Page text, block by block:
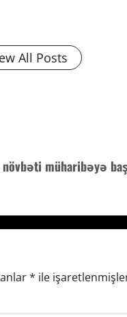
All Posts
müharibəyə
* ile